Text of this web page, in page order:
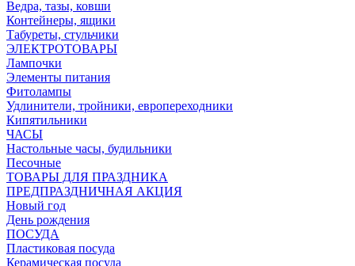
Ведра, тазы, ковши
Контейнеры, ящики
Табуреты, стульчики
ЭЛЕКТРОТОВАРЫ
Лампочки
Элементы питания
Фитолампы
Удлинители, тройники, европереходники
Кипятильники
ЧАСЫ
Настольные часы, будильники
Песочные
ТОВАРЫ ДЛЯ ПРАЗДНИКА
ПРЕДПРАЗДНИЧНАЯ АКЦИЯ
Новый год
День рождения
ПОСУДА
Пластиковая посуда
Керамическая посуда